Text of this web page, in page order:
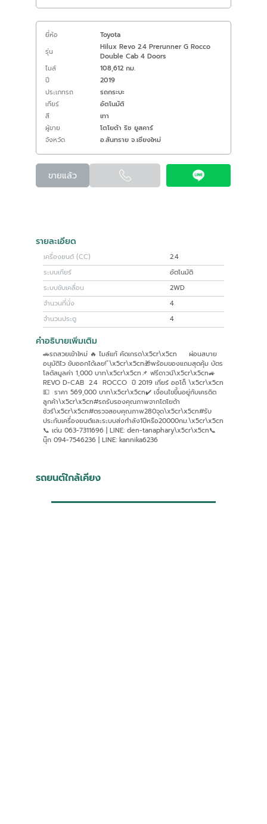
ยี่ห้อ
Toyota
รุ่น
Hilux Revo 2.4 Prerunner G Rocco
Double Cab 4 Doors
ไมล์
108,612 กม.
ปี
2019
ประเภทรถ
รถกระบะ
เกียร์
อัตโนมัติ
สี
เทา
ผู้ขาย
โตโยต้า ริช ยูสคาร์
จังหวัด
อ.สันทราย จ.เชียงใหม่
ขายแล้ว
รายละเอียด
เครื่องยนต์ (CC)
2.4
ระบบเกียร์
อัตโนมัติ
ระบบขับเคลื่อน
2WD
จำนวนที่นั่ง
4
จำนวนประตู
4
คำอธิบายเพิ่มเติม
🚗รถสวยเข้าใหม่ 🔥 ไมล์แท้ คัดเกรด\x5cr\x5cn ผ่อนสบาย
อนุมัติไว ขับออกได้เลย!”\x5cr\x5cn🎁พร้อมของแถมสุดคุ้ม บัตร
โลตัสมูลค่า 1,000 บาท\x5cr\x5cn📌 ฟรีดาวน์\x5cr\x5cn🚙
REVO D-CAB 2.4 ROCCO ปี 2019 เกียร์ ออโต็ \x5cr\x5cn
💵 ราคา 569,000 บาท\x5cr\x5cn✔️ เงื่อนไขขึ้นอยู่กับเครดิต
ลูกค้า\x5cr\x5cn#รถรับรองคุณภาพจากโตโยต้า
ชัวร์\x5cr\x5cn#ตรวจสอบคุณภาพ280จุด\x5cr\x5cn#รับ
ประกันเครื่องยนต์และระบบส่งกำลัง1ปีหรือ20000กม.\x5cr\x5cn
📞 เด่น 063-7311696 | LINE: den-tanaphary\x5cr\x5cn📞
นุ๊ก 094-7546236 | LINE: kannika6236
รถยนต์ใกล้เคียง